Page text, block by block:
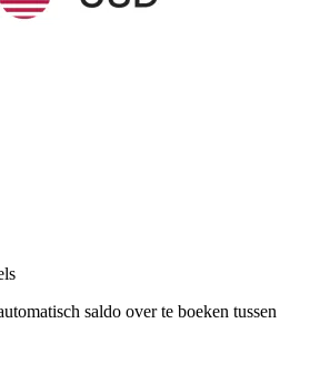
saldo over te boeken tussen